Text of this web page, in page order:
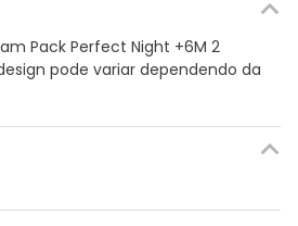
Pack Perfect Night +6M 2
pode variar dependendo da